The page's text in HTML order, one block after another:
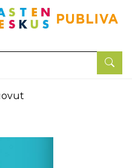
Hae